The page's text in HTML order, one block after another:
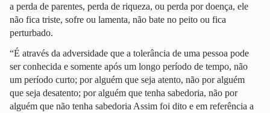
a perda de parentes, perda de riqueza, ou perda por doença, ele
não fica triste, sofre ou lamenta, não bate no peito ou fica
perturbado.
“É através da adversidade que a tolerância de uma pessoa pode
ser conhecida e somente após um longo período de tempo, não
um período curto; por alguém que seja atento, não por alguém
que seja desatento; por alguém que tenha sabedoria, não por
alguém que não tenha sabedoria Assim foi dito e em referência a